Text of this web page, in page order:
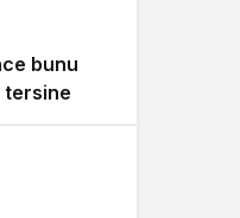
bunu
tersine